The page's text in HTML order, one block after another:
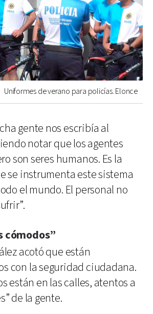
Uniformes de verano para policías. Elonce
gente nos escribía al
notar que los agentes
son seres humanos. Es la
se instrumenta este sistema
el mundo. El personal no
cómodos”
acotó que están
con la seguridad ciudadana.
están en las calles, atentos a
de la gente.